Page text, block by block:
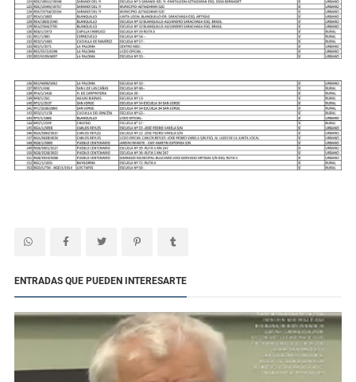
ENTRADAS QUE PUEDEN INTERESARTE